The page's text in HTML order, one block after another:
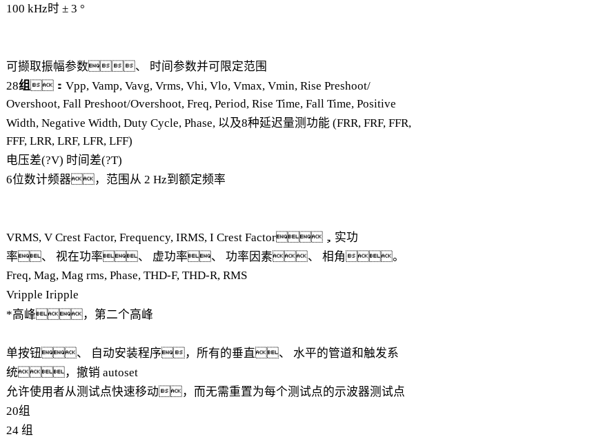
100 kHz时 ± 3 °
可撷取振幅参数、 时间参数并可限定范围
28组：Vpp, Vamp, Vavg, Vrms, Vhi, Vlo, Vmax, Vmin, Rise Preshoot/
Overshoot, Fall Preshoot/Overshoot, Freq, Period, Rise Time, Fall Time, Positive
Width, Negative Width, Duty Cycle, Phase, 以及8种延迟量测功能 (FRR, FRF, FFR,
FFF, LRR, LRF, LFR, LFF)
电压差(?V) 时间差(?T)
6位数计频器，范围从 2 Hz到额定频率
VRMS, V Crest Factor, Frequency, IRMS, I Crest Factor，实功
率、 视在功率、 虚功率、 功率因素、 相角。
Freq, Mag, Mag rms, Phase, THD-F, THD-R, RMS
Vripple Iripple
*高峰，第二个高峰
单按钮、 自动安装程序，所有的垂直、 水平的管道和触发系
统，撤销 autoset
允许使用者从测试点快速移动，而无需重置为每个测试点的示波器测试点
20组
24 组